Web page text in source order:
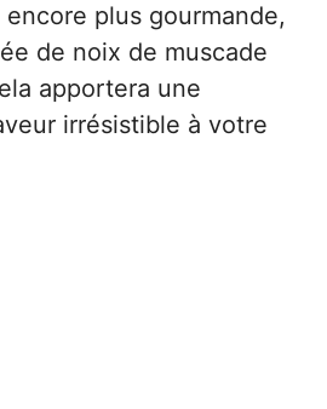
plus gourmande,
de noix de muscade
apportera une
irrésistible à votre